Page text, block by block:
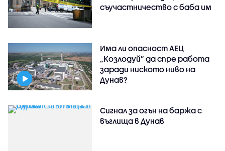
съучастничество с баба им
Има ли опасност АЕЦ
„Козлодуй” да спре работа
заради ниското ниво на
Дунав?
Сигнал за огън на баржа с
въглища в Дунав